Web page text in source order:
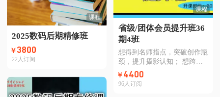
的样本，深入洞悉摄影的本
质。课程将以直播的形式开
展，另附完整录播，系统性地
对海量国展入展作品进行多角
度分析、全方位解读，从而助
您以更开阔的视野和更成熟的
思维，参透创作之“道”。快来
课程
2025数码后期精修班
￥ 3800
22人订阅
课程
省级/团体会员提升班36
期4班
想得到名师指点，突破创作瓶
颈，提升摄影认知； 想跨越
地域，和全国各地的优秀摄影
搭子，相互陪伴共同成长。
快来加入北京摄影函授学院为
￥ 4400
96人订阅